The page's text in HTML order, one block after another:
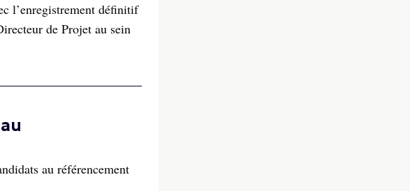
l’enregistrement définitif
de Projet au sein
au référencement